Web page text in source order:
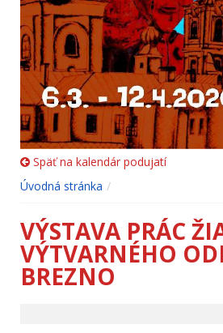
Späť na kalendár podujatí
Úvodná stránka
VÝSTAVA PRÁC
VÝTVARNÉHO
BREZNO